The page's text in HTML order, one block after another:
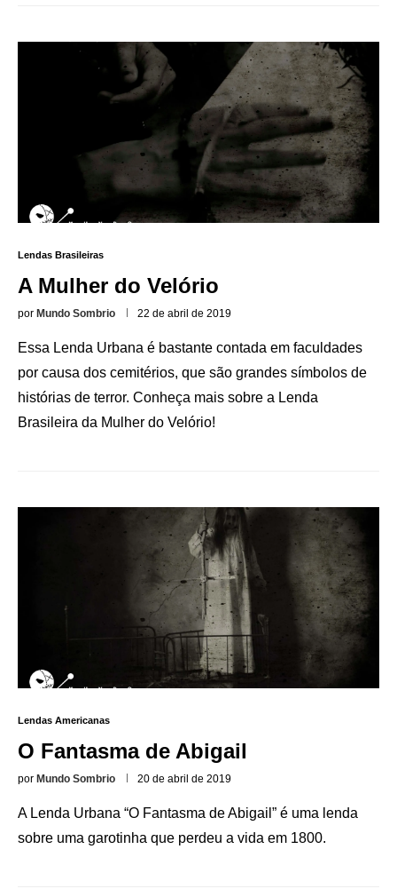
Lendas Brasileiras
A Mulher do Velório
por Mundo Sombrio 22 de abril de 2019
Essa Lenda Urbana é bastante contada em faculdades
por causa dos cemitérios, que são grandes símbolos de
histórias de terror. Conheça mais sobre a Lenda
Brasileira da Mulher do Velório!
Lendas Americanas
O Fantasma de Abigail
por Mundo Sombrio 20 de abril de 2019
A Lenda Urbana “O Fantasma de Abigail” é uma lenda
sobre uma garotinha que perdeu a vida em 1800.